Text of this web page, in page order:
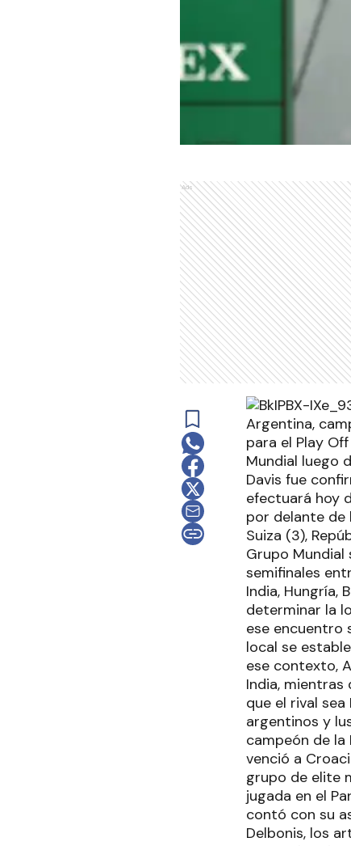
Ads
Argentina,
para el Play
Mundial luego
Davis fue
efectuará hoy
por delante de
Suiza (3),
Grupo Mundial
semifinales
India, Hungría,
determinar la
ese encuentro
local se
ese contexto,
India, mientras
que el rival
argentinos y
campeón de la
venció a
grupo de elite
jugada en el
contó con su
Delbonis, los